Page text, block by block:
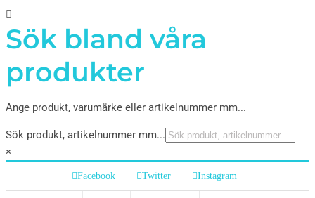
Sök bland våra
produkter
Ange produkt, varumärke eller artikelnummer mm...
Sök produkt, artikelnummer mm...
×
Facebook Twitter Instagram